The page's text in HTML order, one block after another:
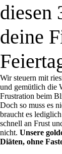
diesen
deine
Wir steuern mit
und gemütlich die
Frustration beim
Doch so muss es
braucht es
schnell an Frust
nicht. Unsere
Diäten, ohne